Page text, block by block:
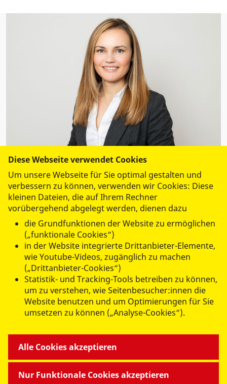
Hanna Wagner
Bereichsleiterin Begegnungs- & Beratungszentren |
Ehrenamt | Erste Hilfe
Tel.:
0351 41 82-146
Mobil Nummer:0174 3030073
h.wagner@asb-dresden.de
Leutewitzer Ring 84 | Haus ll
01169 Dresden
MITMACHEN & HELFEN
Diese Webseite verwendet Cookies
Um unsere Webseite für Sie optimal gestalten und
verbessern zu können, verwenden wir Cookies: Diese
kleinen Dateien, die auf Ihrem Rechner
vorübergehend abgelegt werden, dienen dazu
die Grundfunktionen der Website zu ermöglichen
(„funktionale Cookies“)
in der Website integrierte Drittanbieter-Elemente,
wie Youtube-Videos, zugänglich zu machen
(„Drittanbieter-Cookies“)
Statistik- und Tracking-Tools betreiben zu können,
um zu verstehen, wie Seitenbesucher:innen die
Website benutzen und um Optimierungen für Sie
umsetzen zu können („Analyse-Cookies“).
Nur Funktionale Cookies akzeptieren
Alle Cookies akzeptieren